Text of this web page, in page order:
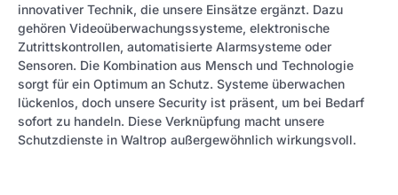
innovativer Technik, die unsere Einsätze ergänzt. Dazu
gehören Videoüberwachungssysteme, elektronische
Zutrittskontrollen, automatisierte Alarmsysteme oder
Sensoren. Die Kombination aus Mensch und Technologie
sorgt für ein Optimum an Schutz. Systeme überwachen
lückenlos, doch unsere Security ist präsent, um bei Bedarf
sofort zu handeln. Diese Verknüpfung macht unsere
Schutzdienste in Waltrop außergewöhnlich wirkungsvoll.